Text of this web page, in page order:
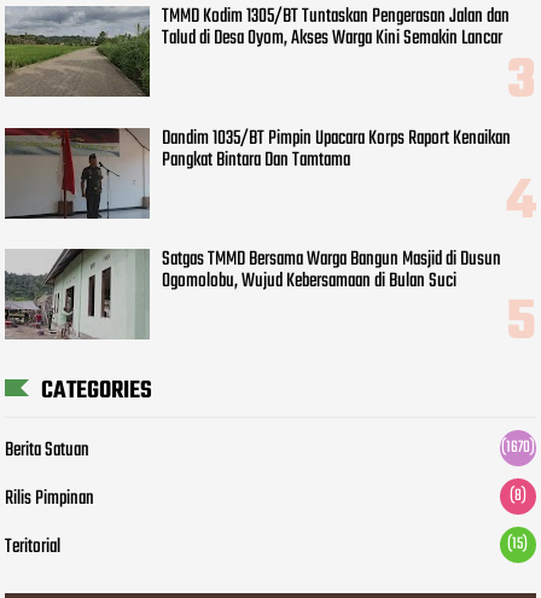
TMMD Kodim 1305/BT Tuntaskan Pengerasan Jalan dan
Talud di Desa Oyom, Akses Warga Kini Semakin Lancar
Dandim 1035/BT Pimpin Upacara Korps Raport Kenaikan
Pangkat Bintara Dan Tamtama
Satgas TMMD Bersama Warga Bangun Masjid di Dusun
Ogomolobu, Wujud Kebersamaan di Bulan Suci
CATEGORIES
Berita Satuan (1670)
Rilis Pimpinan (8)
Teritorial (15)